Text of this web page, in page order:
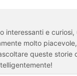
interessanti e
molto
queste storie